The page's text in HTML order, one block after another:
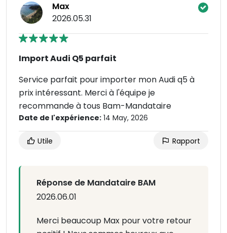
Max
2026.05.31
Import Audi Q5 parfait
Service parfait pour importer mon Audi q5 à
prix intéressant. Merci à l'équipe je
recommande à tous Bam-Mandataire
Date de l'expérience: 14 May, 2026
Utile Rapport
Réponse de Mandataire BAM
2026.06.01
Merci beaucoup Max pour votre retour